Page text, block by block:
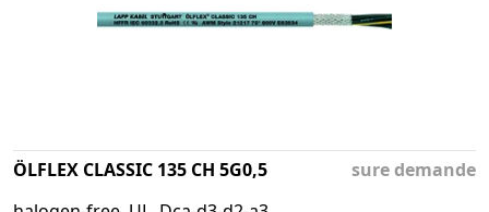
ÖLFLEX CLASSIC 135 CH 5G0,5
sure demande